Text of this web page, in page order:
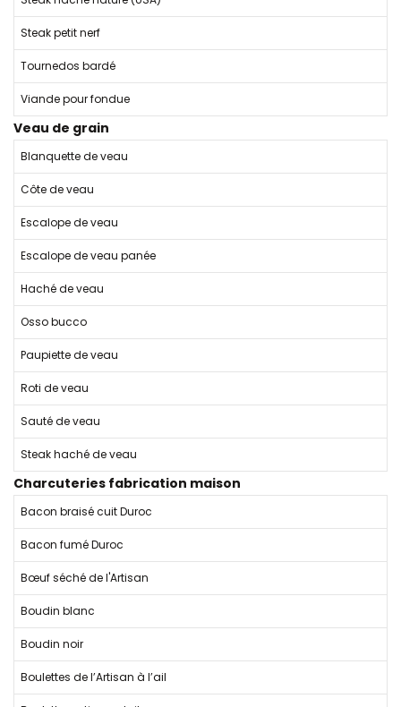
Steak petit nerf
Tournedos bardé
Viande pour fondue
Veau de grain
Blanquette de veau
Côte de veau
Escalope de veau
Escalope de veau panée
Haché de veau
Osso bucco
Paupiette de veau
Roti de veau
Sauté de veau
Steak haché de veau
Charcuteries fabrication maison
Bacon braisé cuit Duroc
Bacon fumé Duroc
Bœuf séché de l'Artisan
Boudin blanc
Boudin noir
Boulettes de l’Artisan à l’ail